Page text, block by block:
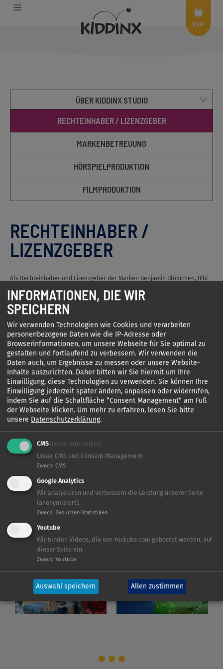
Menü
SHOP
ÜBER KIDDINX STUDIO
RECHTEINHABER / LIZENZGEBER
MARKENBETREUUNG
HÖRSPIELPRODUKTION
FILMPRODUKTION
RECHTEINHABER /
LIZENZGEBER
Als Rechteinhaber und Lizenzgeber der Marken Benjamin Blümchen, Bibi
Schwerpunkt unserer Arbeit. Eine Redaktion für Lizenznehmer achtet auf
die markengerechte Umsetzung von Lizenzprodukten wie Bücher,
Magazine, Spiele, Puzzles, Plüschfiguren, Musicals und Events.
INFORMATIONEN, DIE WIR
SPEICHERN
Wir verwenden Technologien wie Cookies und verarbeiten
personenbezogene Daten wie die IP-Adresse oder
Browserinformationen, um unsere Webseite für Sie optimal zu
gestalten und fortlaufend zu verbessern. Wir verwenden die
Daten auch, um Ergebnisse zu messen oder unsere Website-
Inhalte auszurichten. Daher bitten wir Sie hiermit um Ihre
Einwilligung, diese Technologien zu verwenden. Sie können Ihre
Einwilligung jederzeit später ändern, anpassen oder widerrufen,
indem Sie auf die Schaltfläche “Consent Management“ am Fuß
der Webseite klicken. Um mehr zu erfahren, lesen Sie bitte
unsere Datenschutzerklärung.
CMS (immer erforderlich)
Unser CMS und Consent Management
Zweck: CMS
Google Analytics
Wir analysieren und verbessern die Leistung unserer Seite
(anonymisiert).
Zweck: Besucher-Statistiken
Youtube
Wir binden Videos, die von Youtube.com gehostet werden, auf
dieser Seite ein.
Zweck: Youtube
Auswahl speichern Allen zustimmen